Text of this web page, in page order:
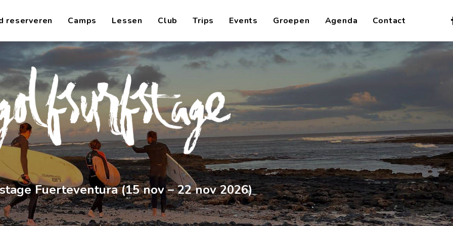
reserveren Camps Lessen Club Trips Events Groepen Agenda Contact
Fuerteventura (15 nov – 22 nov 2026)